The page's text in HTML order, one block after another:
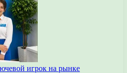
игрок на рынке